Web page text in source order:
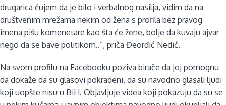
drugarica čujem da je bilo i verbalnog nasilja, vidim da na
društvenim mrežama nekim od žena s profila bez pravog
imena pišu komenetare kao šta će žene, bolje da kuvaju ajvar
nego da se bave politikom..”, priča Đeorđić Nedić.
Na svom profilu na Facebooku poziva birače da joj pomognu
da dokaže da su glasovi pokradeni, da su navodno glasali ljudi
koji uopšte nisu u BiH. Objavljuje videa koji pokazuju da su se